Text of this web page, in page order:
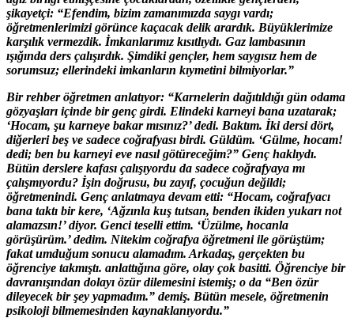
şikayetçi: “Efendim, bizim zamanımızda saygı vardı;
öğretmenlerimizi görünce kaçacak delik arardık. Büyüklerimize
karşılık vermezdik. İmkanlarımız kısıtlıydı. Gaz lambasının
ışığında ders çalışırdık. Şimdiki gençler, hem saygısız hem de
sorumsuz; ellerindeki imkanların kıymetini bilmiyorlar.”
Bir rehber öğretmen anlatıyor: “Karnelerin dağıtıldığı gün odama
gözyaşları içinde bir genç girdi. Elindeki karneyi bana uzatarak;
‘Hocam, şu karneye bakar mısınız?’ dedi. Baktım. İki dersi dört,
diğerleri beş ve sadece coğrafyası birdi. Güldüm. ‘Gülme, hocam!
dedi; ben bu karneyi eve nasıl götüreceğim?” Genç haklıydı.
Bütün derslere kafası çalışıyordu da sadece coğrafyaya mı
çalışmıyordu? İşin doğrusu, bu zayıf, çocuğun değildi;
öğretmenindi. Genç anlatmaya devam etti: “Hocam, coğrafyacı
bana taktı bir kere, ‘Ağzınla kuş tutsan, benden ikiden yukarı not
alamazsın!’ diyor. Genci teselli ettim. ‘Üzülme, hocanla
görüşürüm.’ dedim. Nitekim coğrafya öğretmeni ile görüştüm;
fakat umduğum sonucu alamadım. Arkadaş, gerçekten bu
öğrenciye takmıştı. anlattığına göre, olay çok basitti. Öğrenciye bir
davranışından dolayı özür dilemesini istemiş; o da “Ben özür
dileyecek bir şey yapmadım.” demiş. Bütün mesele, öğretmenin
psikoloji bilmemesinden kaynaklanıyordu.”